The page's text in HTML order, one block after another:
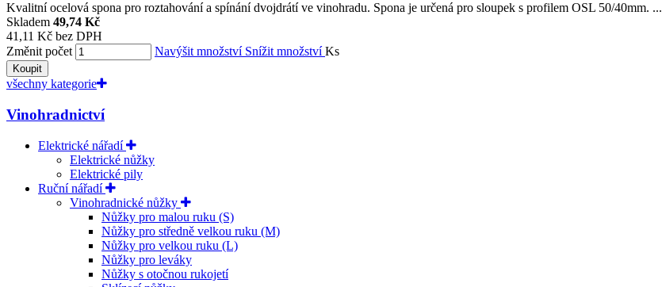
Kvalitní ocelová spona pro roztahování a spínání dvojdrátí ve vinohradu. Spona je určená pro sloupek s profilem OSL 50/40mm. ...
Skladem 49,74 Kč
41,11 Kč bez DPH
Změnit počet
Navýšit množství Snížit množstvíKs
Koupit
všechny kategorie
Vinohradnictví
Elektrické nářadí
Elektrické nůžky
Elektrické pily
Ruční nářadí
Vinohradnické nůžky
Nůžky pro malou ruku (S)
Nůžky pro středně velkou ruku (M)
Nůžky pro velkou ruku (L)
Nůžky pro leváky
Nůžky s otočnou rukojetí